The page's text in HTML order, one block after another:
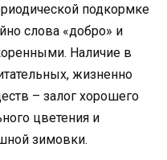
подкормке
слова «добро» и
Наличие в
жизненно
– залог хорошего
цветения и
зимовки.